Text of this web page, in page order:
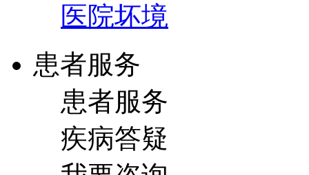
医院坏境
患者服务
患者服务
疾病答疑